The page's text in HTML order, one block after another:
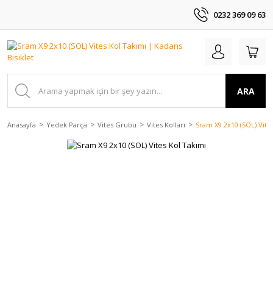
0232 369 09 63
ARA
Anasayfa Yedek Parça Vites Grubu Vites Kolları Sram X9 2x10 (SOL)